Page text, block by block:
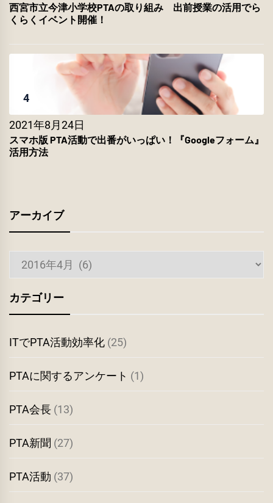
西宮市立今津小学校PTAの取り組み 出前授業の活用でら
くらくイベント開催！
4
2021年8月24日
スマホ版 PTA活動で出番がいっぱい！『Googleフォーム』
活用方法
アーカイブ
カ
イ
カテゴリー
ITでPTA活動効率化 (25)
PTAに関するアンケート (1)
PTA会長 (13)
PTA新聞 (27)
PTA活動 (37)